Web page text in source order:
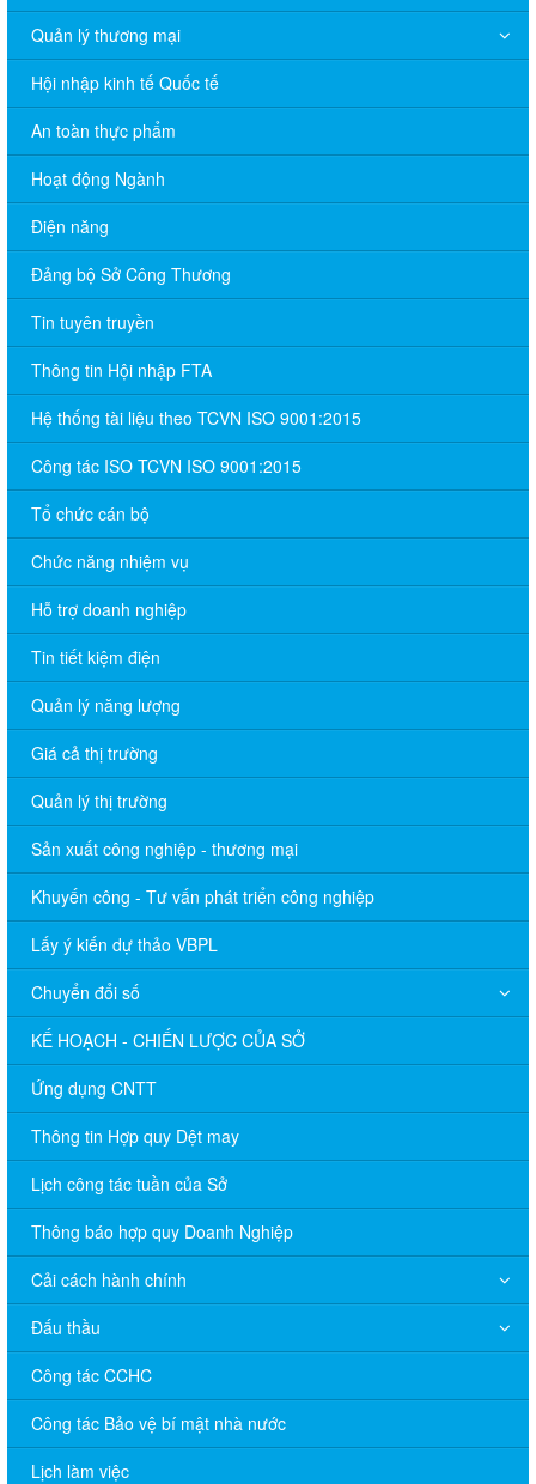
Quản lý thương mại
Hội nhập kinh tế Quốc tế
An toàn thực phẩm
Hoạt động Ngành
Điện năng
Đảng bộ Sở Công Thương
Tin tuyên truyền
Thông tin Hội nhập FTA
Hệ thống tài liệu theo TCVN ISO 9001:2015
Công tác ISO TCVN ISO 9001:2015
Tổ chức cán bộ
Chức năng nhiệm vụ
Hỗ trợ doanh nghiệp
Tin tiết kiệm điện
Quản lý năng lượng
Giá cả thị trường
Quản lý thị trường
Sản xuất công nghiệp - thương mại
Khuyến công - Tư vấn phát triển công nghiệp
Lấy ý kiến dự thảo VBPL
Chuyển đổi số
KẾ HOẠCH - CHIẾN LƯỢC CỦA SỞ
Ứng dụng CNTT
Thông tin Hợp quy Dệt may
Lịch công tác tuần của Sở
Thông báo hợp quy Doanh Nghiệp
Cải cách hành chính
Đấu thầu
Công tác CCHC
Công tác Bảo vệ bí mật nhà nước
Lịch làm việc